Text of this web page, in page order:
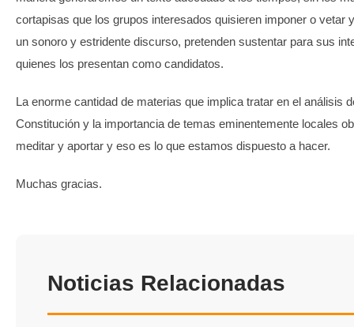
cortapisas que los grupos interesados quisieren imponer o vetar
un sonoro y estridente discurso, pretenden sustentar para sus
quienes los presentan como candidatos.
La enorme cantidad de materias que implica tratar en el análisis
Constitución y la importancia de temas eminentemente locales
meditar y aportar y eso es lo que estamos dispuesto a hacer.
Muchas gracias.
Noticias Relacionadas